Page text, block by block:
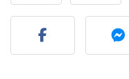
Publier